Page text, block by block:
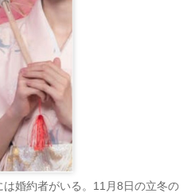
婚約者がいる。11月8日の立冬の